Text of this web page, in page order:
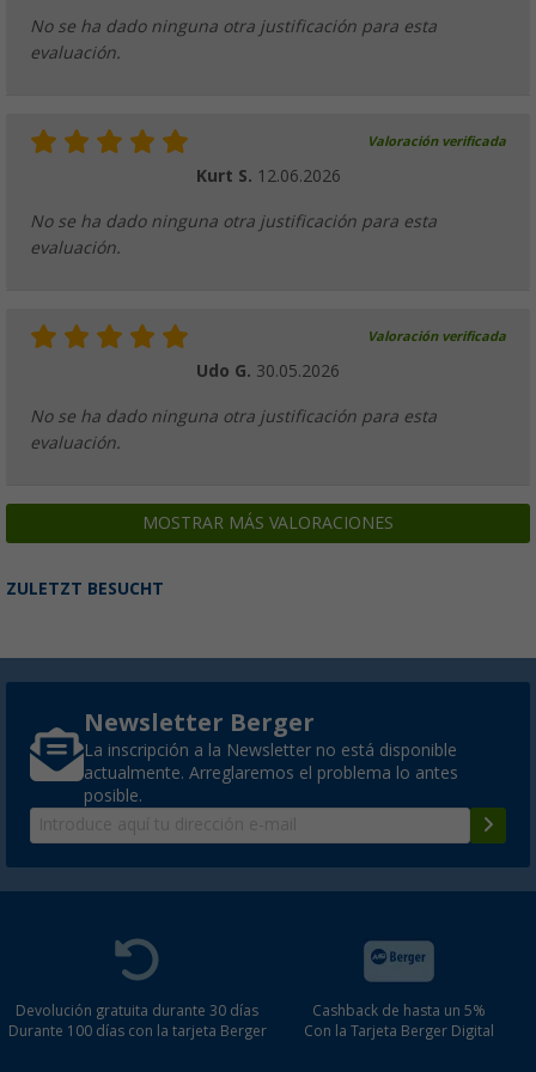
No se ha dado ninguna otra justificación para esta
evaluación.
Valoración verificada
Kurt S. 12.06.2026
No se ha dado ninguna otra justificación para esta
evaluación.
Valoración verificada
Udo G. 30.05.2026
No se ha dado ninguna otra justificación para esta
evaluación.
MOSTRAR MÁS VALORACIONES
ZULETZT BESUCHT
Newsletter Berger
La inscripción a la Newsletter no está disponible
actualmente. Arreglaremos el problema lo antes
posible.
Devolución gratuita durante 30 días
Durante 100 días con la tarjeta Berger
Cashback de hasta un 5%
Con la Tarjeta Berger Digital